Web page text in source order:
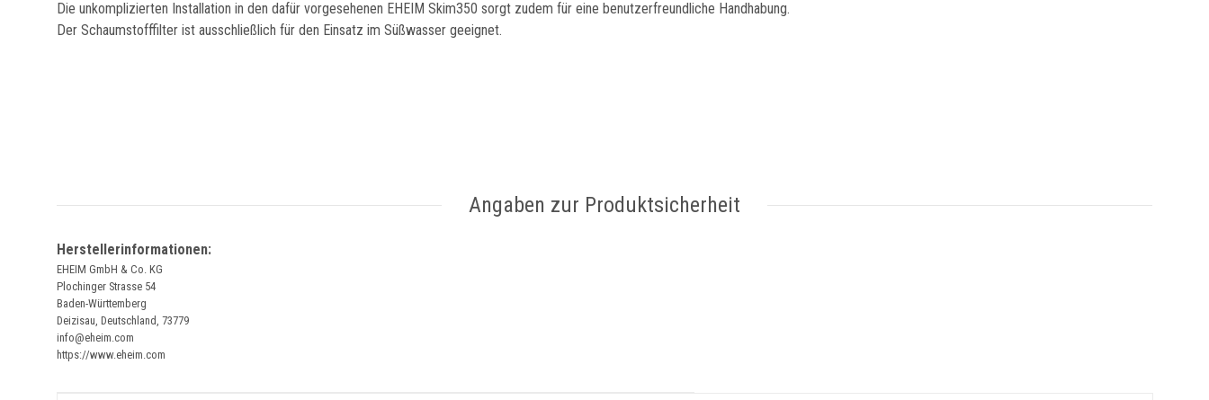
Die unkomplizierten Installation in den dafür vorgesehenen EHEIM Skim350 sorgt zudem für eine benutzerfreundliche Handhabung.
Der Schaumstofffilter ist ausschließlich für den Einsatz im Süßwasser geeignet.
Angaben zur Produktsicherheit
Herstellerinformationen:
EHEIM GmbH & Co. KG
Plochinger Strasse 54
Baden-Württemberg
Deizisau, Deutschland, 73779
info@eheim.com
https://www.eheim.com